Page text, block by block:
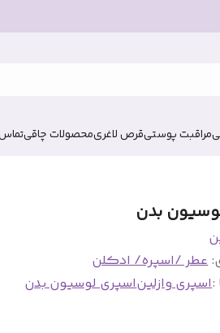
مراقبت پوستیقرص لاغریمحصولات چاقیتماس
بدن
:عطر /اسپره/ ادکلن
:اسپری وازلیناسپری لوسیون بدن